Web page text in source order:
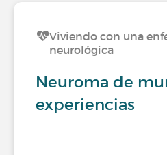
Viviendo con una
neurológica
Neuroma de
experiencias